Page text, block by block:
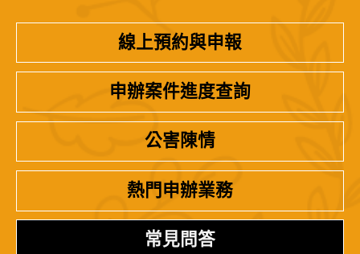
線上預約與申報
申辦案件進度查詢
公害陳情
熱門申辦業務
常見問答